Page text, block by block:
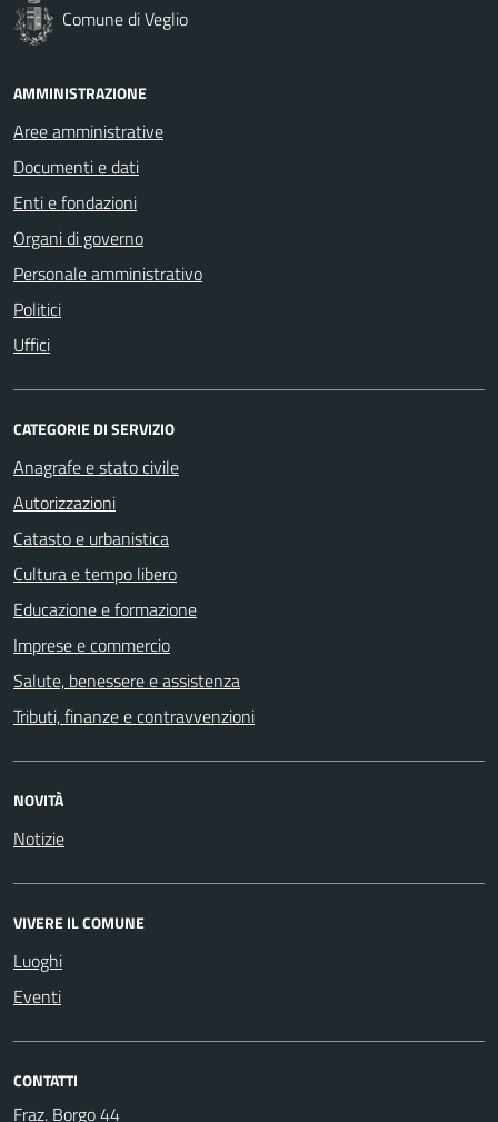
Comune di Veglio
AMMINISTRAZIONE
Aree amministrative
Documenti e dati
Enti e fondazioni
Organi di governo
Personale amministrativo
Politici
Uffici
CATEGORIE DI SERVIZIO
Anagrafe e stato civile
Autorizzazioni
Catasto e urbanistica
Cultura e tempo libero
Educazione e formazione
Imprese e commercio
Salute, benessere e assistenza
Tributi, finanze e contravvenzioni
NOVITÀ
Notizie
VIVERE IL COMUNE
Luoghi
Eventi
CONTATTI
Fraz. Borgo 44